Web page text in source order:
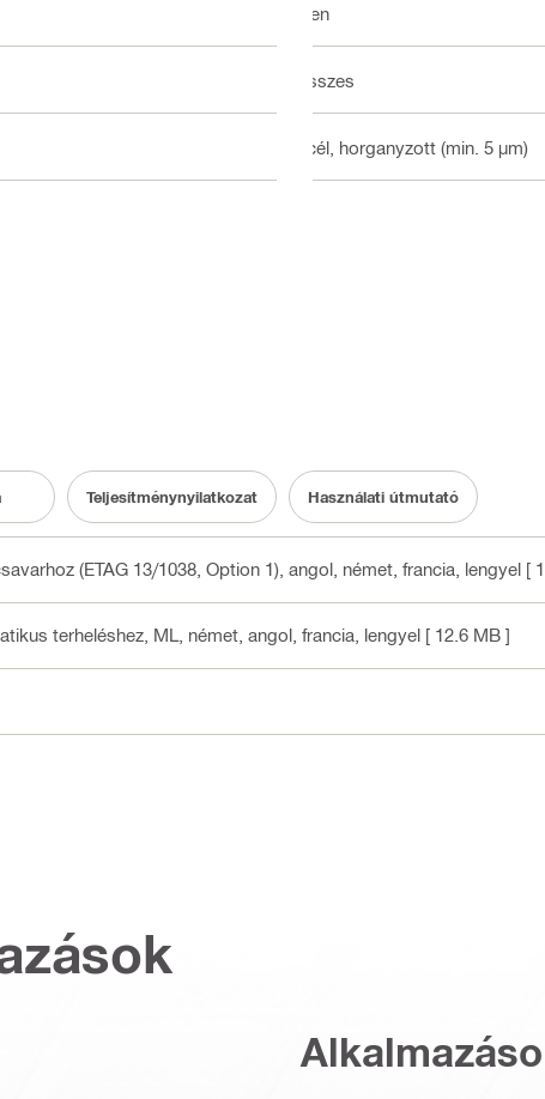
Igen
Összes
Acél, horganyzott (min. 5 µm)
Teljesítménynyilatkozat Használati útmutató
(ETAG 13/1038, Option 1) , angol, német, francia, lengyel [
terheléshez, ML , német, angol, francia, lengyel [ 12.6 MB ]